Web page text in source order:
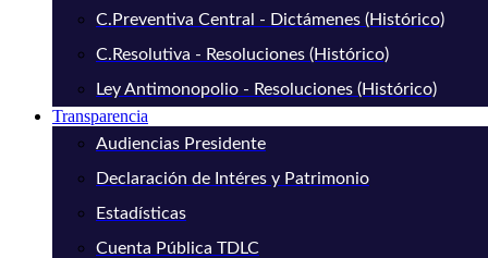
C.Preventiva Central - Dictámenes (Histórico)
C.Resolutiva - Resoluciones (Histórico)
Ley Antimonopolio - Resoluciones (Histórico)
Transparencia
Audiencias Presidente
Declaración de Intéres y Patrimonio
Estadísticas
Cuenta Pública TDLC